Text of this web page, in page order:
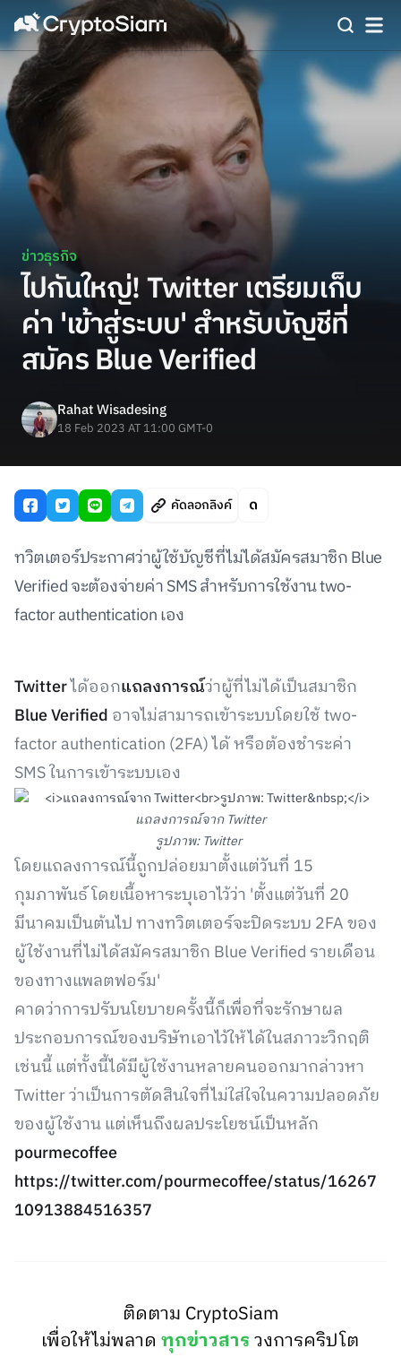
ข่าวธุรกิจ
ไปกันใหญ่! Twitter เตรียมเก็บ
ค่า 'เข้าสู่ระบบ' สำหรับบัญชีที่
สมัคร Blue Verified
Rahat Wisadesing
18 Feb 2023 AT 11:00 GMT-0
คัดลอกลิงค์
ทวิตเตอร์ประกาศว่าผู้ใช้บัญชีที่ไม่ได้สมัครสมาชิก Blue
Verified จะต้องจ่ายค่า SMS สำหรับการใช้งาน two-
factor authentication เอง
Twitterได้ออกแถลงการณ์ว่าผู้ที่ไม่ได้เป็นสมาชิก
Blue Verified อาจไม่สามารถเข้าระบบโดยใช้ two-
factor authentication (2FA) ได้ หรือต้องชำระค่า
SMS ในการเข้าระบบเอง
แถลงการณ์จาก Twitter
รูปภาพ: Twitter
โดยแถลงการณ์นี้ถูกปล่อยมาตั้งแต่วันที่ 15
กุมภาพันธ์ โดยเนื้อหาระบุเอาไว้ว่า 'ตั้งแต่วันที่ 20
มีนาคมเป็นต้นไป ทางทวิตเตอร์จะปิดระบบ 2FA ของ
ผู้ใช้งานที่ไม่ได้สมัครสมาชิก Blue Verified รายเดือน
ของทางแพลตฟอร์ม'
คาดว่าการปรับนโยบายครั้งนี้ก็เพื่อที่จะรักษาผล
ประกอบการณ์ของบริษัทเอาไว้ให้ได้ในสภาวะวิกฤติ
เช่นนี้ แต่ทั้งนี้ได้มีผู้ใช้งานหลายคนออกมากล่าวหา
Twitter ว่าเป็นการตัดสินใจที่ไม่ใส่ใจในความปลอดภัย
ของผู้ใช้งาน แต่เห็นถึงผลประโยชน์เป็นหลัก
pourmecoffee
https://twitter.com/pourmecoffee/status/16267
10913884516357
ติดตาม CryptoSiam
เพื่อให้ไม่พลาดทุกข่าวสารวงการคริปโต